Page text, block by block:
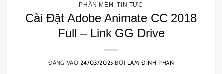
PHẦN MỀM ,TIN TỨC
Cài Đặt Adobe Animate CC 2018
Full – Link GG Drive
ĐĂNG VÀO 24/03/2025 BỞI LAM ĐINH PHAN